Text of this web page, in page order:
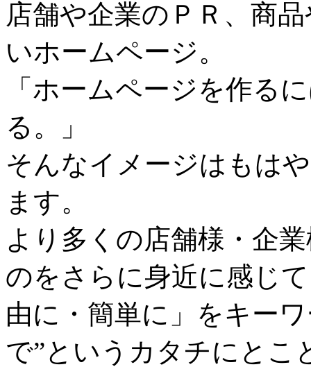
店舗や企業のＰＲ、商
いホームページ。
「ホームページを作る
る。」
そんなイメージはもは
ます。
より多くの店舗様・企
のをさらに身近に感じ
由に・簡単に」をキー
で”というカタチにとこ